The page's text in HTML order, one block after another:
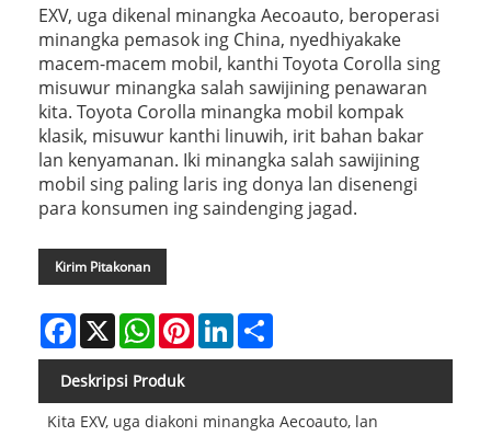
EXV, uga dikenal minangka Aecoauto, beroperasi
minangka pemasok ing China, nyedhiyakake
macem-macem mobil, kanthi Toyota Corolla sing
misuwur minangka salah sawijining penawaran
kita. Toyota Corolla minangka mobil kompak
klasik, misuwur kanthi linuwih, irit bahan bakar
lan kenyamanan. Iki minangka salah sawijining
mobil sing paling laris ing donya lan disenengi
para konsumen ing saindenging jagad.
Kirim Pitakonan
Facebook
X WhatsAppPinterestLinkedIn
Deskripsi Produk
Kita EXV, uga diakoni minangka Aecoauto, lan